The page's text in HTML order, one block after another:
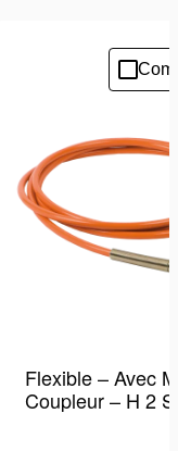
Flexible – Avec
Coupleur – H 2